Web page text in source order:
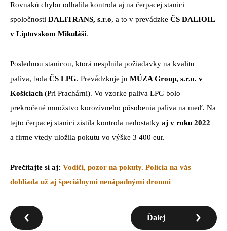
Rovnakú chybu odhalila kontrola aj na čerpacej stanici
spoločnosti DALITRANS, s.r.o, a to v prevádzke ČS DALIOIL
v Liptovskom Mikuláši.
Poslednou stanicou, ktorá nesplnila požiadavky na kvalitu
paliva, bola ČS LPG. Prevádzkuje ju MÚZA Group, s.r.o. v
Košiciach (Pri Prachárni). Vo vzorke paliva LPG bolo
prekročené množstvo korozívneho pôsobenia paliva na meď. Na
tejto čerpacej stanici zistila kontrola nedostatky aj v roku 2022
a firme vtedy uložila pokutu vo výške 3 400 eur.
Prečítajte si aj: Vodiči, pozor na pokuty. Polícia na vás
dohliada už aj špeciálnymi nenápadnými dronmi
Ďalej